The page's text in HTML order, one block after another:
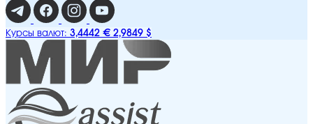
Курсы валют: 3,4442 € 2,9849 $